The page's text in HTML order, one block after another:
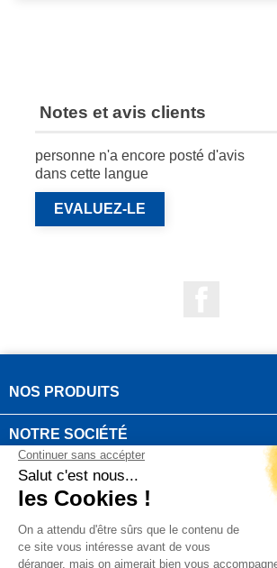
Notes et avis clients
personne n'a encore posté d'avis
dans cette langue
EVALUEZ-LE
NOS PRODUITS
NOTRE SOCIÉTÉ
VOTRE COMPTE
QUESTIONS FRÉQUEMMENT POSÉES